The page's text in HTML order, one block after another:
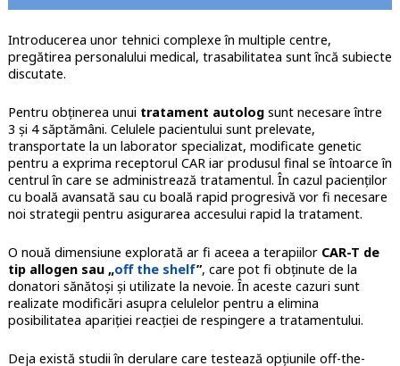
Introducerea unor tehnici complexe în multiple centre,
pregătirea personalului medical, trasabilitatea sunt încă subiecte
discutate.
Pentru obținerea unui tratament autologsunt necesare între
3 și 4 săptămâni. Celulele pacientului sunt prelevate,
transportate la un laborator specializat, modificate genetic
pentru a exprima receptorul CAR iar produsul final se întoarce în
centrul în care se administrează tratamentul. În cazul pacienților
cu boală avansată sau cu boală rapid progresivă vor fi necesare
noi strategii pentru asigurarea accesului rapid la tratament.
O nouă dimensiune explorată ar fi aceea a terapiilor CAR-T de
tip allogen sau „off the shelf”, care pot fi obținute de la
donatori sănătoși și utilizate la nevoie. În aceste cazuri sunt
realizate modificări asupra celulelor pentru a elimina
posibilitatea apariției reacției de respingere a tratamentului.
Deja există studii în derulare care testează opțiunile off-the-